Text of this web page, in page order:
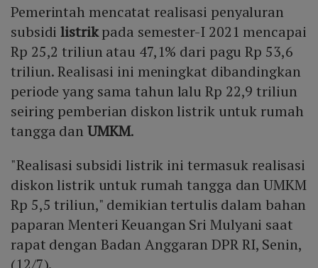
Pemerintah mencatat realisasi penyaluran
subsidi listrikpada semester-I 2021 mencapai
Rp 25,2 triliun atau 47,1% dari pagu Rp 53,6
triliun. Realisasi ini meningkat dibandingkan
periode yang sama tahun lalu Rp 22,9 triliun
seiring pemberian diskon listrik untuk rumah
tangga dan UMKM.
"Realisasi subsidi listrik ini termasuk realisasi
diskon listrik untuk rumah tangga dan UMKM
Rp 5,5 triliun," demikian tertulis dalam bahan
paparan Menteri Keuangan Sri Mulyani saat
rapat dengan Badan Anggaran DPR RI, Senin,